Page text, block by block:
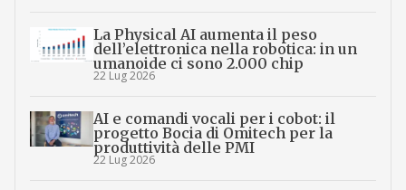
La Physical AI aumenta il peso
dell’elettronica nella robotica: in un
umanoide ci sono 2.000 chip
22 Lug 2026
AI e comandi vocali per i cobot: il
progetto Bocia di Omitech per la
produttività delle PMI
22 Lug 2026